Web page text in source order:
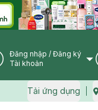
User Icon
Đăng nhập / Đăng ký
Tài khoản
Tải ứng dụng